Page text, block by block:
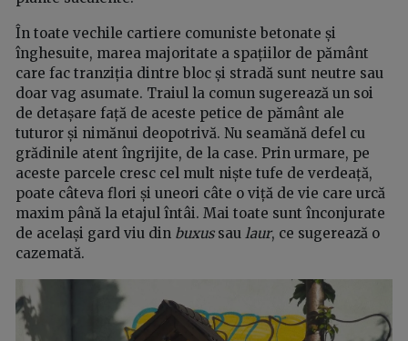
În toate vechile cartiere comuniste betonate și
înghesuite, marea majoritate a spațiilor de pământ
care fac tranziția dintre bloc și stradă sunt neutre sau
doar vag asumate. Traiul la comun sugerează un soi
de detașare față de aceste petice de pământ ale
tuturor și nimănui deopotrivă. Nu seamănă defel cu
grădinile atent îngrijite, de la case. Prin urmare, pe
aceste parcele cresc cel mult niște tufe de verdeață,
poate câteva flori și uneori câte o viță de vie care urcă
maxim până la etajul întâi. Mai toate sunt înconjurate
de același gard viu din buxus sau laur, ce sugerează o
cazemată.